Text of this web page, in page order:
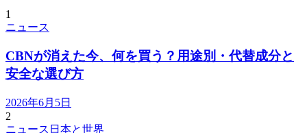
1
ニュース
CBNが消えた今、何を買う？用途別・代替成分と
安全な選び方
2026年6月5日
2
ニュース 日本と世界